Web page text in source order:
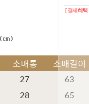
[ 결제혜
소매통 소매길이
27 63
28 65